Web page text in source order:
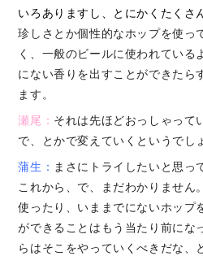
いろありますし、とにかくたくさ
珍しさとか個性的なホップを使っ
く、一般のビールに使われている
にない香りを出すことができたら
ます。
瀬尾： それは先ほどおっしゃって
で、とかで変えていくというでし
蒲生： まさにトライしたいと思っ
これから、で、まだわかりません
使ったり、いままでにないホップ
ができることはもう当たり前にな
らはそこをやっていくべきだな、